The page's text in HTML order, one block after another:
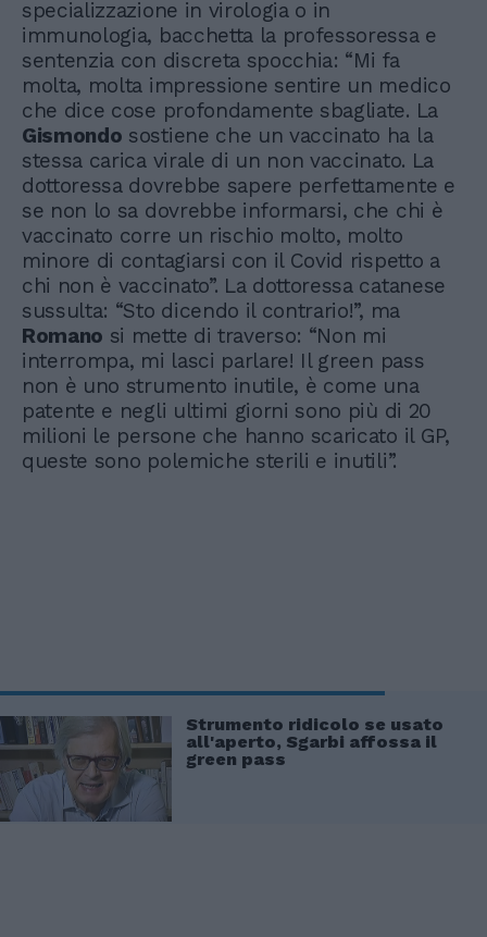
specializzazione in virologia o in
immunologia, bacchetta la professoressa e
sentenzia con discreta spocchia: “Mi fa
molta, molta impressione sentire un medico
che dice cose profondamente sbagliate. La
Gismondo sostiene che un vaccinato ha la
stessa carica virale di un non vaccinato. La
dottoressa dovrebbe sapere perfettamente e
se non lo sa dovrebbe informarsi, che chi è
vaccinato corre un rischio molto, molto
minore di contagiarsi con il Covid rispetto a
chi non è vaccinato”. La dottoressa catanese
sussulta: “Sto dicendo il contrario!”, ma
Romano si mette di traverso: “Non mi
interrompa, mi lasci parlare! Il green pass
non è uno strumento inutile, è come una
patente e negli ultimi giorni sono più di 20
milioni le persone che hanno scaricato il GP,
queste sono polemiche sterili e inutili”.
Strumento ridicolo se usato
all'aperto, Sgarbi affossa il
green pass